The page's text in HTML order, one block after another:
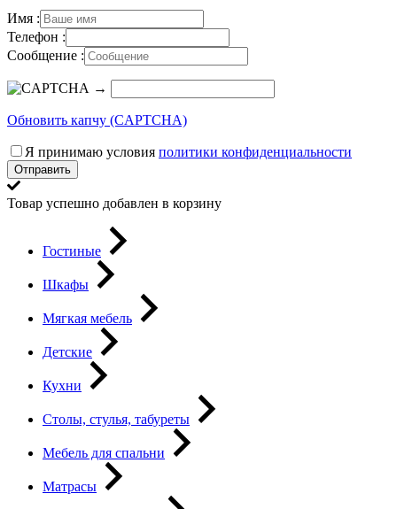
Имя :
Телефон :
Сообщение :
→
Обновить капчу (CAPTCHA)
Я принимаю условия политики конфиденциальности
Отправить
Товар успешно добавлен в корзину
Гостиные
Шкафы
Мягкая мебель
Детские
Кухни
Столы, стулья, табуреты
Мебель для спальни
Матрасы